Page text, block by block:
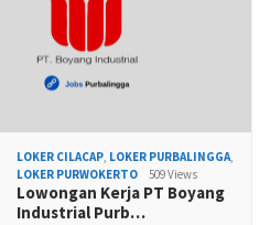
LOKER CILACAP, LOKER PURBALINGGA,
LOKER PURWOKERTO
509 Views
Lowongan Kerja PT Boyang
Industrial Purb…